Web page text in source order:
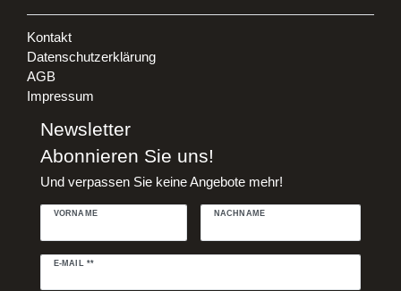
Kontakt
Datenschutzerklärung
AGB
Impressum
Newsletter
Abonnieren Sie uns!
Und verpassen Sie keine Angebote mehr!
VORNAME NACHNAME
E-MAIL **
Newsletter